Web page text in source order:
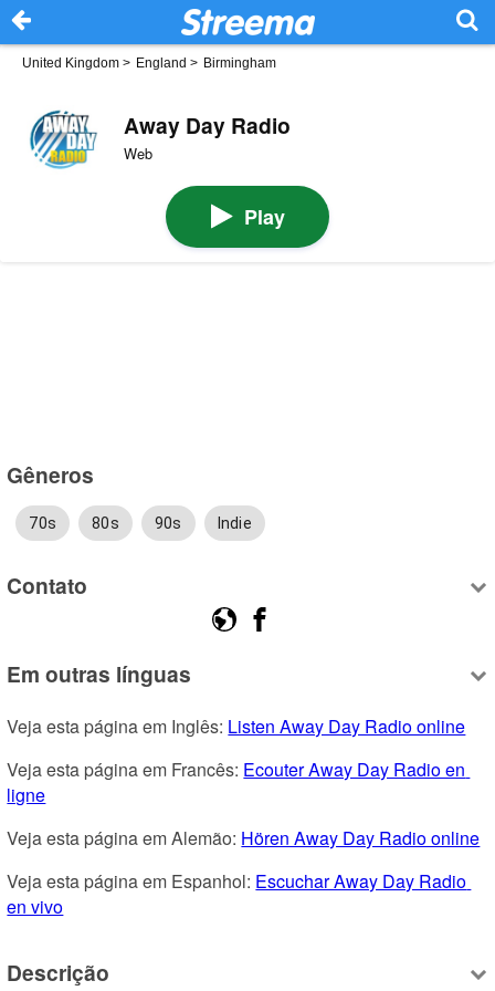
United Kingdom > England > Birmingham
Away Day Radio
Web
Play
Gêneros
70s 80s 90s Indie
Contato
Em outras línguas
Veja esta página em Inglês: Listen Away Day Radio online
Veja esta página em Francês: Ecouter Away Day Radio en
ligne
Veja esta página em Alemão: Hören Away Day Radio online
Veja esta página em Espanhol: Escuchar Away Day Radio
en vivo
Descrição